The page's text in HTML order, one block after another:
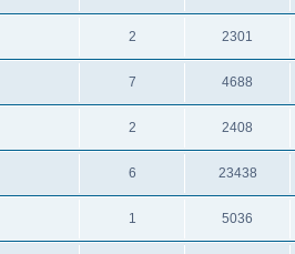
2 2301
7 4688
2 2408
6 23438
1 5036